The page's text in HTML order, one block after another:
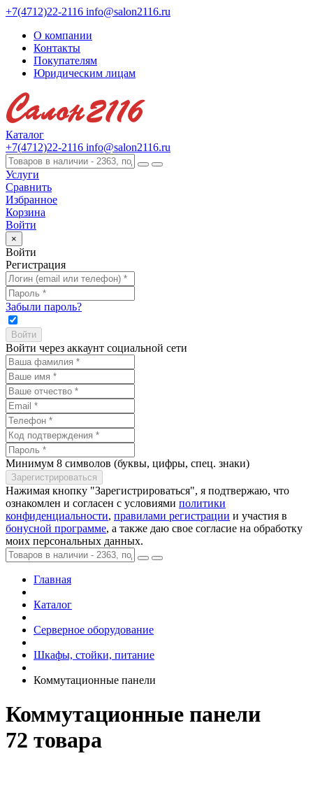
+7(4712)22-2116 info@salon2116.ru
О компании
Контакты
Покупателям
Юридическим лицам
Каталог
+7(4712)22-2116 info@salon2116.ru
Услуги
Сравнить
Избранное
Корзина
Войти
×
Войти
Регистрация
Забыли пароль?
Войти через аккаунт социальной сети
Минимум 8 символов (буквы, цифры, спец. знаки)
Нажимая кнопку "Зарегистрироваться", я подтвержаю, что
ознакомлен и согласен с условиями политики
конфиденциальности, правилами регистрации и участия в
бонусной программе, а также даю свое согласие на обработку
моих персональных данных.
Главная
Каталог
Серверное оборудование
Шкафы, стойки, питание
Коммутационные панели
Коммутационные панели
72 товара